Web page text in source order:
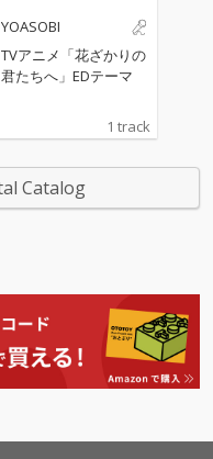
プロジェクト「Project:
MEMORY CARD」楽曲
「PLAYERS」、映画
ニメ『ウィッチウォッ
『ポケットモンスター
も」篇 TVCMソング
「New me」、 NHK
『YOASOBI18祭』テー
マソング「HEART BEA
て」、そして初めての
YOASOBI
TVアニメ「花ざかりの
君たちへ」EDテーマ
1 track
Catalog